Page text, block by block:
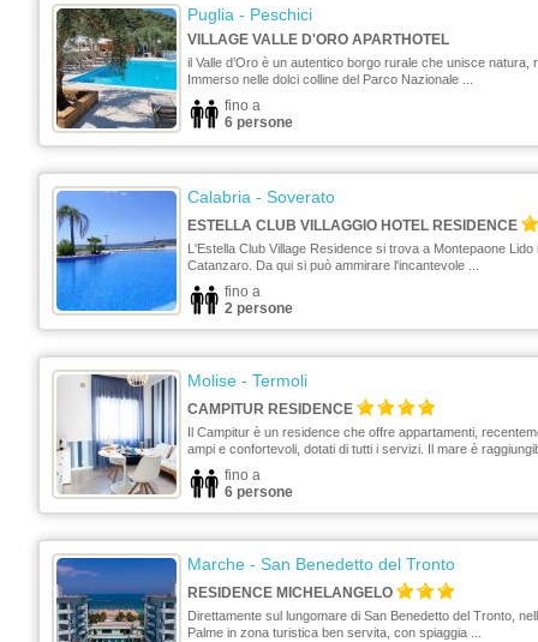
Puglia - Peschici
VILLAGE VALLE D'ORO APARTHOTEL
il Valle d’Oro è un autentico borgo rurale che unisce natura,
Immerso nelle dolci colline del Parco Nazionale ...
fino a
6 persone
Calabria - Soverato
ESTELLA CLUB VILLAGGIO HOTEL RESIDENCE
L'Estella Club Village Residence si trova a Montepaone Lido
Catanzaro. Da qui si può ammirare l'incantevole ...
fino a
2 persone
Molise- Termoli
CAMPITUR RESIDENCE
Il Campitur è un residence che offre appartamenti,
ampi e confortevoli, dotati di tutti i servizi. Il mare è
fino a
6 persone
Marche- San Benedetto del Tronto
RESIDENCE MICHELANGELO
Direttamente sul lungomare di San Benedetto del Tronto,
Palme in zona turistica ben servita, con spiaggia ...